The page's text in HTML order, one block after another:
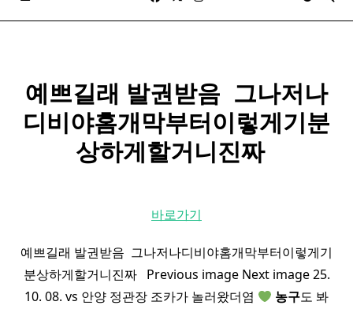
예쁘길래 발권받음 ​ 그나저나
디비야홈개막부터이렇게기분
상하게할거니진짜 ​ ​
바로가기
예쁘길래 발권받음 ​ 그나저나디비야홈개막부터이렇게기
분상하게할거니진짜 ​ ​ Previous image Next image 25.
10. 08. vs 안양 정관장 조카가 놀러왔더염
농구도 봐